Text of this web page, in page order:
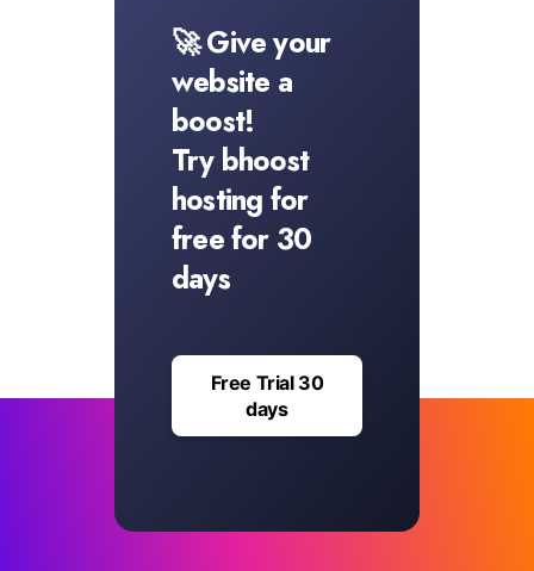
🚀 Give your
website a
boost!
Try bhoost
hosting for
free for 30
days
Free Trial 30
days